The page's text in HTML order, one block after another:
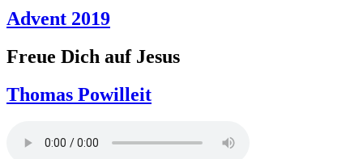
Advent 2019
Freue Dich auf Jesus
Thomas Powilleit